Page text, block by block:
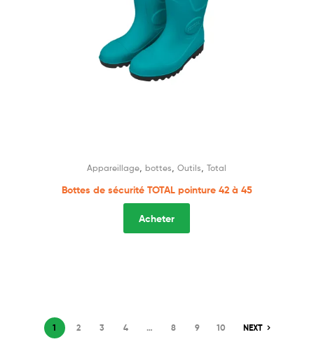
Appareillage, bottes, Outils, Total
Bottes de sécurité TOTAL pointure 42 à 45
Acheter
1 2 3 4 … 8 9 10 NEXT